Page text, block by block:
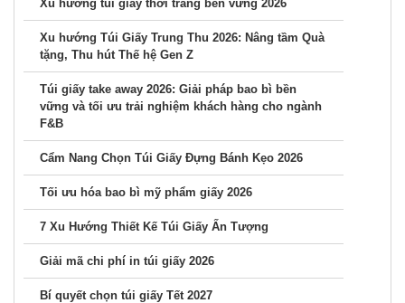
Xu hướng túi giấy thời trang bền vững 2026
Xu hướng Túi Giấy Trung Thu 2026: Nâng tầm Quà
tặng, Thu hút Thế hệ Gen Z
Túi giấy take away 2026: Giải pháp bao bì bền
vững và tối ưu trải nghiệm khách hàng cho ngành
F&B
Cẩm Nang Chọn Túi Giấy Đựng Bánh Kẹo 2026
Tối ưu hóa bao bì mỹ phẩm giấy 2026
7 Xu Hướng Thiết Kế Túi Giấy Ấn Tượng
Giải mã chi phí in túi giấy 2026
Bí quyết chọn túi giấy Tết 2027